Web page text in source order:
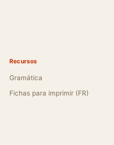
Recursos
Gramática
Fichas para imprimir (FR)